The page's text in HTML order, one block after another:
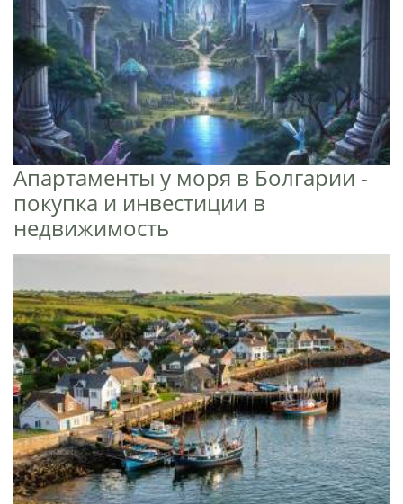
Апартаменты у моря в Болгарии -
покупка и инвестиции в
недвижимость